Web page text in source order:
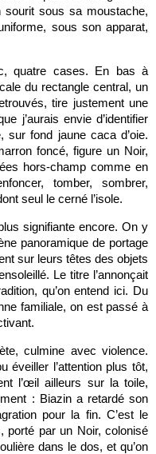
sous sa moustache,
sous son apparat,
quatre cases. En bas à
du rectangle central, un
tire justement une
j’aurais envie d’identifier
fond jaune caca d’oie.
foncé, figure un Noir,
hors-champ comme en
tomber, sombrer,
seul le cerné l’isole.
signifiante encore. On y
panoramique de portage
sur leurs têtes des objets
Le titre l’annonçait
qu’on entend ici. Du
familiale, on est passé à
culmine avec violence.
éveiller l’attention plus tôt,
l’œil ailleurs sur la toile,
: Biazin a retardé son
pour la fin. C’est le
porté par un Noir, colonisé
dans le dos, et qu’on